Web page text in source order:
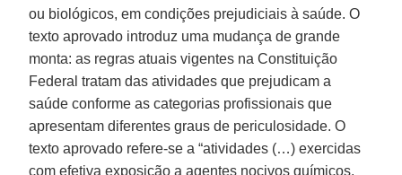
ou biológicos, em condições prejudiciais à saúde. O
texto aprovado introduz uma mudança de grande
monta: as regras atuais vigentes na Constituição
Federal tratam das atividades que prejudicam a
saúde conforme as categorias profissionais que
apresentam diferentes graus de periculosidade. O
texto aprovado refere-se a “atividades (…) exercidas
com efetiva exposição a agentes nocivos químicos,